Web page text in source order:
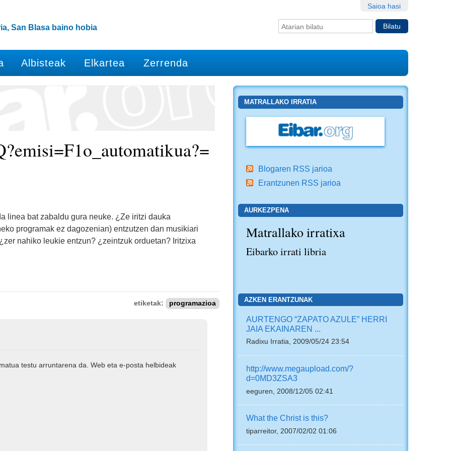
Saioa hasi
Bilatu atarian
San Blasa baino hobia
Albisteak Elkartea Zerrenda
linea bat zabaldu gura neuke. ¿Ze iritzi dauka
programak ez dagozenian) entzutzen dan musikiari
nahiko leukie entzun? ¿zeintzuk orduetan? Iritzixa
etiketak: programazioa
testu arruntarena da. Web eta e-posta helbideak
MATRALLAKO IRRATIA
Blogaren RSS jarioa
Erantzunen RSS jarioa
AURKEZPENA
Matrallako irratixa
Eibarko irrati libria
AZKEN ERANTZUNAK
AURTENGO “ZAPATO AZULE” HERRI
JAIA EKAINAREN ...
Radixu Irratia, 2009/05/24 23:54
http://www.megaupload.com/?
d=0MD3ZSA3
eeguren, 2008/12/05 02:41
What the Christ is this?
tiparreitor, 2007/02/02 01:06